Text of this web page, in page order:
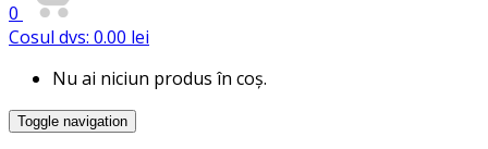
0
Cosul dvs: 0.00 lei
Nu ai niciun produs în coș.
Toggle navigation